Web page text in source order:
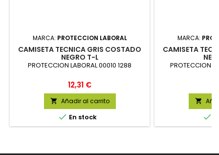
MARCA: PROTECCION LABORAL
CAMISETA TECNICA GRIS COSTADO
NEGRO T-L
PROTECCION LABORAL 00010 1288
Precio
12,31 €
 Añadir al carrito
 En stock
MARCA:
CAMISETA
PROTECCION

